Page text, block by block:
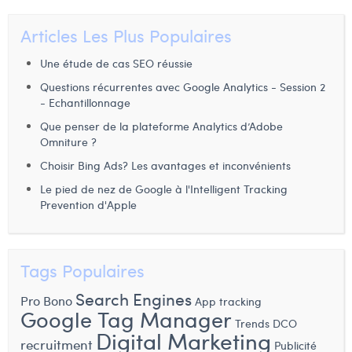
Diane Tremouroux
Edouard Polet
Elio Civalleri
Eliott Pousset
Floriane Defacqz
Hanne Van Loock
Jonas Geiregat
Justine Cremer
Laura Rooseleer
Articles Les Plus Populaires
Une étude de cas SEO réussie
Questions récurrentes avec Google Analytics - Session 2
- Echantillonnage
Que penser de la plateforme Analytics d’Adobe
Omniture ?
Choisir Bing Ads? Les avantages et inconvénients
Le pied de nez de Google à l'Intelligent Tracking
Prevention d'Apple
Tags Populaires
Pro Bono Search Engines App tracking
Google Tag Manager Trends DCO
recruitment Digital Marketing Publicité